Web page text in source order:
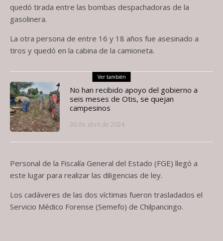
quedó tirada entre las bombas despachadoras de la
gasolinera.
La otra persona de entre 16 y 18 años fue asesinado a
tiros y quedó en la cabina de la camioneta.
Ver también
No han recibido apoyo del gobierno a
seis meses de Otis, se quejan
campesinos
30 de abril de 2024
Personal de la Fiscalía General del Estado (FGE) llegó a
este lugar para realizar las diligencias de ley.
Los cadáveres de las dos víctimas fueron trasladados el
Servicio Médico Forense (Semefo) de Chilpancingo.